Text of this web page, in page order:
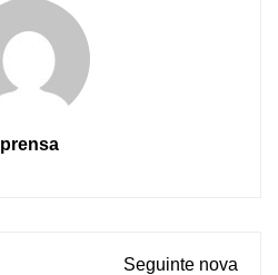
prensa
Seguinte nova